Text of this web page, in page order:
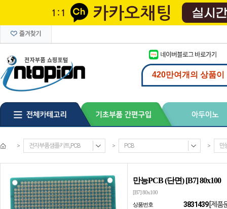
> 전자부품샘플키트,PCB > PCB > 만
만능PCB (단면) [B7] 80x100
[B7] 80x100
상품번호
3831439[제품